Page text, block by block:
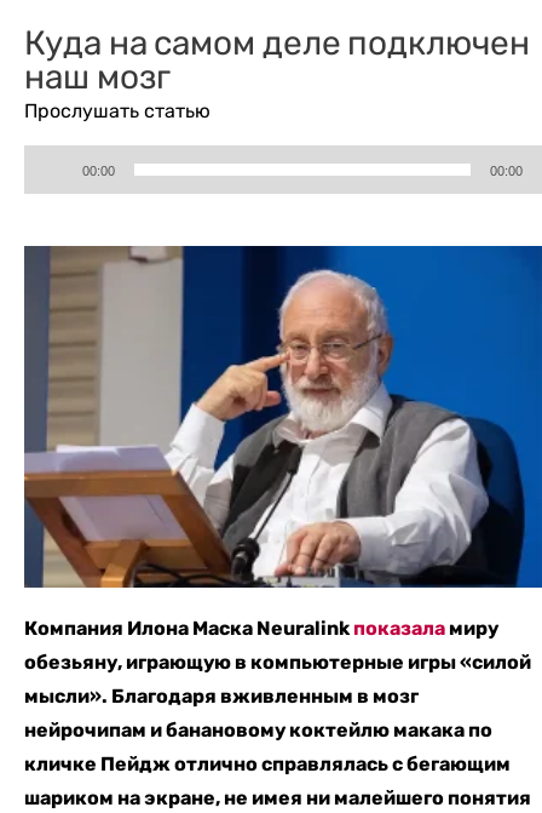
Куда на самом деле подключен
наш мозг
Прослушать статью
Аудиоплеер
00:00 00:00
Компания Илона Маска Neuralinkпоказала миру
обезьяну, играющую в компьютерные игры «силой
мысли». Благодаря вживленным в мозг
нейрочипам и банановому коктейлю макака по
кличке Пейдж отлично справлялась с бегающим
шариком на экране, не имея ни малейшего понятия